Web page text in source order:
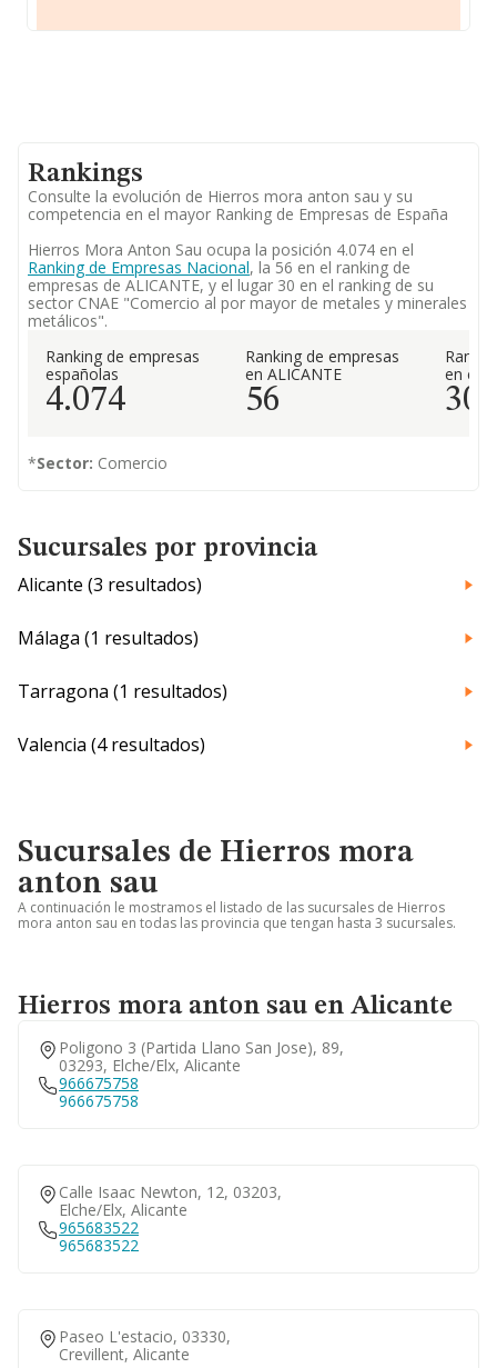
Rankings
Consulte la evolución de Hierros mora anton sau y su
competencia en el mayor Ranking de Empresas de España
Hierros Mora Anton Sau ocupa la posición 4.074 en el
Ranking de Empresas Nacional, la 56 en el ranking de
empresas de ALICANTE, y el lugar 30 en el ranking de su
sector CNAE "Comercio al por mayor de metales y minerales
metálicos".
Ranking de empresas
españolas
4.074
Ranking de empresas
en ALICANTE
56
en el
30
*Sector: Comercio
Sucursales por provincia
Alicante (3 resultados)
Málaga (1 resultados)
Tarragona (1 resultados)
Valencia (4 resultados)
Sucursales de Hierros mora
anton sau
A continuación le mostramos el listado de las sucursales de Hierros
mora anton sau en todas las provincia que tengan hasta 3 sucursales.
Hierros mora anton sau en Alicante
Poligono 3 (partida Llano San Jose), 89,
03293, Elche/elx, Alicante
966675758
966675758
Calle Isaac Newton, 12, 03203,
Elche/elx, Alicante
965683522
965683522
Paseo L'estacio, 03330,
Crevillent, Alicante